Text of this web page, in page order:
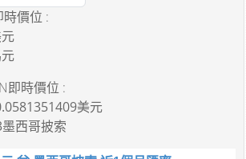
時價位 :
即時價位 :
美元
西哥披索